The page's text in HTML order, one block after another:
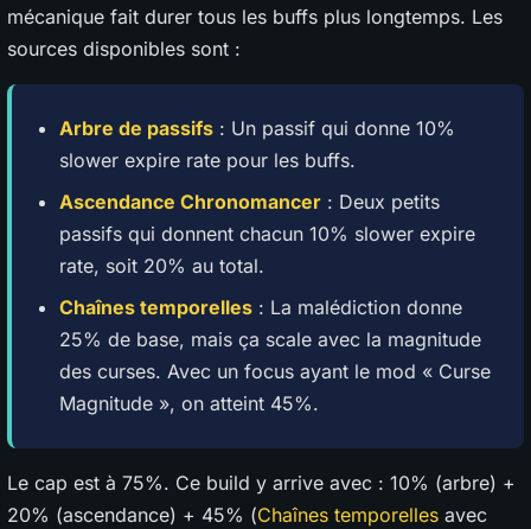
mécanique fait durer tous les buffs plus longtemps. Les
sources disponibles sont :
Arbre de passifs : Un passif qui donne 10%
slower expire rate pour les buffs.
Ascendance Chronomancer : Deux petits
passifs qui donnent chacun 10% slower expire
rate, soit 20% au total.
Chaînes temporelles : La malédiction donne
25% de base, mais ça scale avec la magnitude
des curses. Avec un focus ayant le mod « Curse
Magnitude », on atteint 45%.
Le cap est à 75%. Ce build y arrive avec : 10% (arbre) +
20% (ascendance) + 45% (Chaînes temporelles avec